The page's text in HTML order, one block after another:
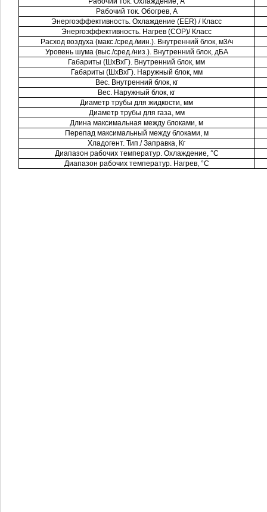
Рабочий ток. Обогрев, A
Энергоэффективность. Охлаждение (EER) / Класс
Энергоэффективность. Нагрев (COP)/ Класс
Расход воздуха (макс./сред./мин.). Внутренний блок, м3/ч
Уровень шума (выс./сред./низ.). Внутренний блок, дБА
Габариты (ШхВхГ). Внутренний блок, мм
Габариты (ШхВхГ). Наружный блок, мм
Вес. Внутренний блок, кг
Вес. Наружный блок, кг
Диаметр трубы для жидкости, мм
Диаметр трубы для газа, мм
Длина максимальная между блоками, м
Перепад максимальный между блоками, м
Хладогент. Тип./ Заправка, Кг
Диапазон рабочих температур. Охлаждение, °C
Диапазон рабочих температур. Нагрев, °C